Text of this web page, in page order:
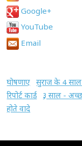
Google+
YouTube
Email
घोषणाए सुराज के 4
रिपोर्ट कार्ड
३ साल -
होते वादे